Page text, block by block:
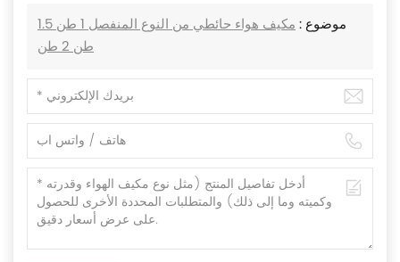
موضوع :
مكيف هواء حائطي من النوع المنفصل 1 طن 1.5
طن 2 طن